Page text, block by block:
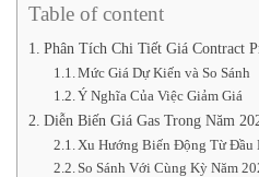
Table of content
Phân Tích Chi Tiết Giá Contract
Mức Giá Dự Kiến và So Sánh
Ý Nghĩa Của Việc Giảm Giá
Diễn Biến Giá Gas Trong Năm
Xu Hướng Biến Động Từ Đầu
So Sánh Với Cùng Kỳ Năm